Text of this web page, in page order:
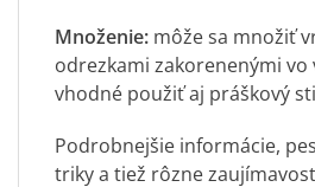
Množenie: môže sa množiť
odrezkami zakorenenými vo
vhodné použiť aj práškový
Podrobnejšie informácie,
triky a tiež rôzne